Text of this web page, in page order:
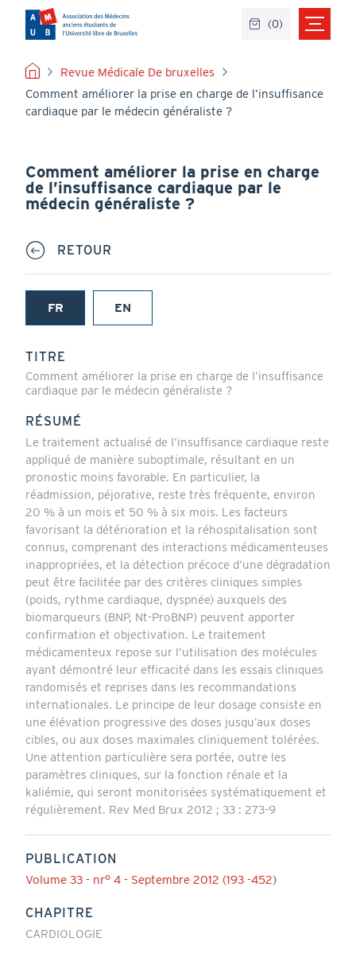
contenu
principal
FIL
D'ARIANE
Revue Médicale De bruxelles
Comment améliorer la prise en charge de l’insuffisance
cardiaque par le médecin généraliste ?
Comment améliorer la prise en charge
de l’insuffisance cardiaque par le
médecin généraliste ?
RETOUR
FR
(onglet
EN
TITRE
Comment améliorer la prise en charge de l’insuffisance
cardiaque par le médecin généraliste ?
RÉSUMÉ
Le traitement actualisé de l’insuffisance cardiaque reste
appliqué de manière suboptimale, résultant en un
pronostic moins favorable. En particulier, la
réadmission, péjorative, reste très fréquente, environ
20 % à un mois et 50 % à six mois. Les facteurs
favorisant la détérioration et la réhospitalisation sont
connus, comprenant des interactions médicamenteuses
inappropriées, et la détection précoce d’une dégradation
peut être facilitée par des critères cliniques simples
(poids, rythme cardiaque, dyspnée) auxquels des
biomarqueurs (BNP, Nt-ProBNP) peuvent apporter
confirmation et objectivation. Le traitement
médicamenteux repose sur l’utilisation des molécules
ayant démontré leur efficacité dans les essais cliniques
randomisés et reprises dans les recommandations
internationales. Le principe de leur dosage consiste en
une élévation progressive des doses jusqu’aux doses
cibles, ou aux doses maximales cliniquement tolérées.
Une attention particulière sera portée, outre les
paramètres cliniques, sur la fonction rénale et la
kaliémie, qui seront monitorisées systématiquement et
régulièrement. Rev Med Brux 2012 ; 33 : 273-9
PUBLICATION
Volume 33 - nr° 4 - Septembre 2012 (193 -452)
CHAPITRE
CARDIOLOGIE
(0)